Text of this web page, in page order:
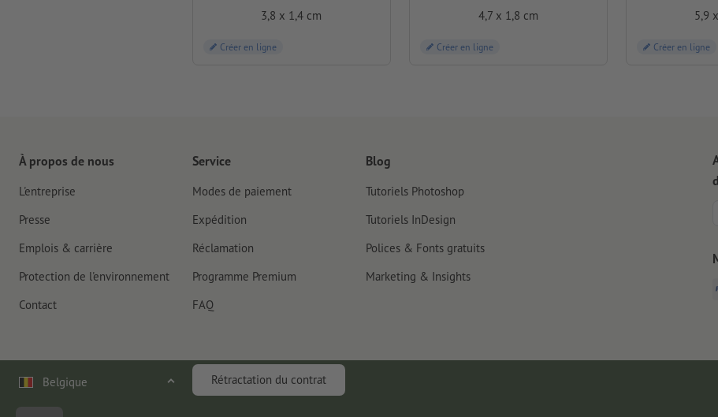
3,8 x 1,4 cm
Créer en ligne
4,7 x 1,8 cm
Créer en ligne
5,9
Créer en ligne
À propos de nous
L'entreprise
Presse
Emplois & carrière
Protection de l'environnement
Contact
Service
Modes de paiement
Expédition
Réclamation
Programme Premium
FAQ
Blog
Tutoriels Photoshop
Tutoriels InDesign
Polices & Fonts gratuits
Marketing & Insights
Belgique Rétractation du contrat